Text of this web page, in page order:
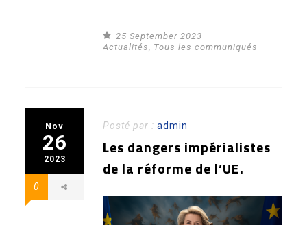
25 September 2023
Actualités
Tous les communiqués
Nov
26
2023
0
Posté par :admin
Les dangers impérialistes
de la réforme de l’UE.